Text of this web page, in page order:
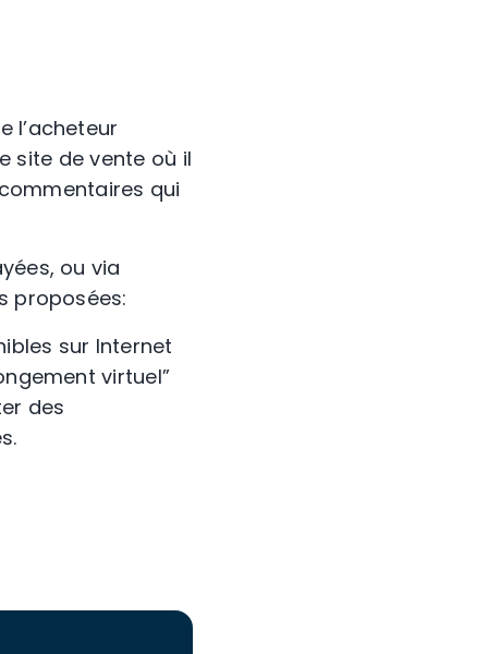
l’acheteur
site de vente où il
qui
ou via
proposées:
sur Internet
virtuel”
des